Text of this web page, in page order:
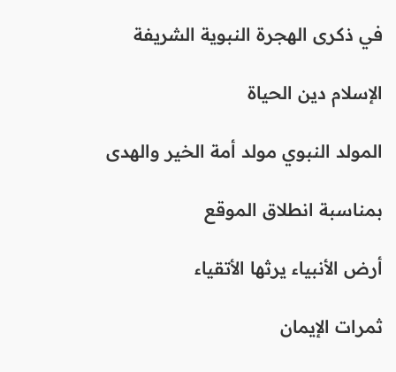
في ذكرى الهجرة النبوية الشريفة
الإسلام دين الحياة
المولد النبوي مولد أمة الخير والهدى
بمناسبة انطلاق الموقع
أرض الأنبياء يرثها الأتقياء
ثمرات الإيمان